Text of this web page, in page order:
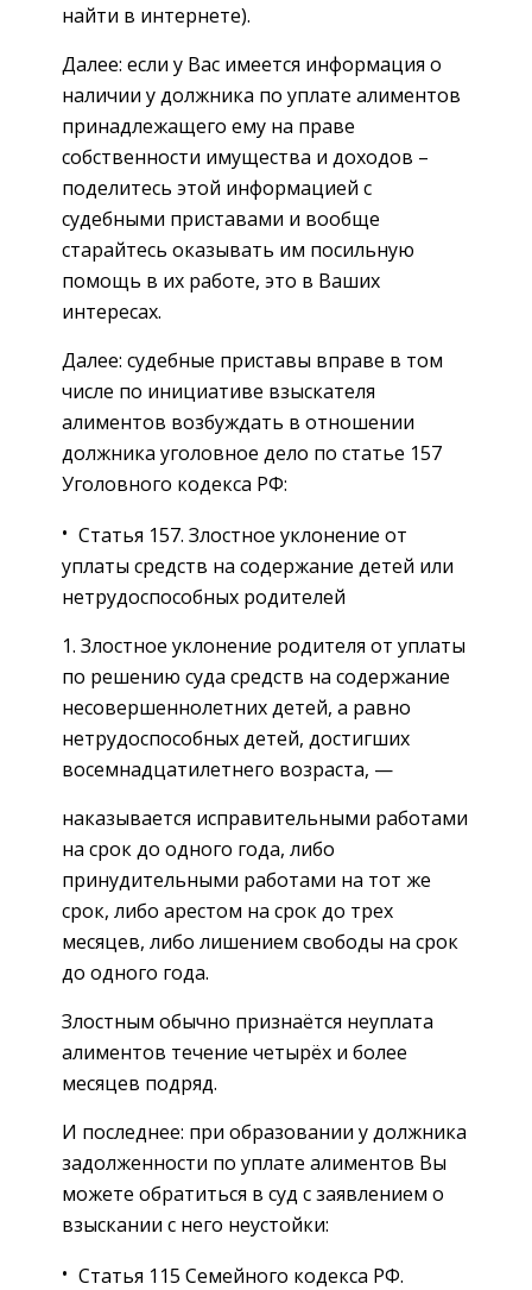
найти в интернете).
Далее: если у Вас имеется информация о
наличии у должника по уплате алиментов
принадлежащего ему на праве
собственности имущества и доходов –
поделитесь этой информацией с
судебными приставами и вообще
старайтесь оказывать им посильную
помощь в их работе, это в Ваших
интересах.
Далее: судебные приставы вправе в том
числе по инициативе взыскателя
алиментов возбуждать в отношении
должника уголовное дело по статье 157
Уголовного кодекса РФ:
Статья 157. Злостное уклонение от
уплаты средств на содержание детей или
нетрудоспособных родителей
1. Злостное уклонение родителя от уплаты
по решению суда средств на содержание
несовершеннолетних детей, а равно
нетрудоспособных детей, достигших
восемнадцатилетнего возраста, —
наказывается исправительными работами
на срок до одного года, либо
принудительными работами на тот же
срок, либо арестом на срок до трех
месяцев, либо лишением свободы на срок
до одного года.
Злостным обычно признаётся неуплата
алиментов течение четырёх и более
месяцев подряд.
И последнее: при образовании у должника
задолженности по уплате алиментов Вы
можете обратиться в суд с заявлением о
взыскании с него неустойки:
Статья 115 Семейного кодекса РФ.